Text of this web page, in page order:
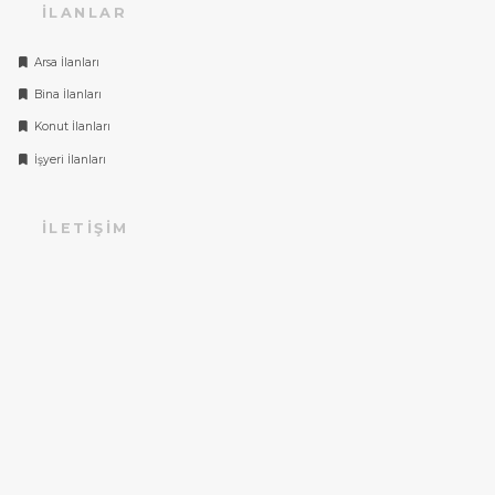
İLANLAR
Arsa İlanları
Bina İlanları
Konut İlanları
İşyeri İlanları
İLETIŞIM